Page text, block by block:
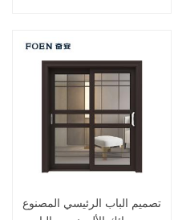
تصميم الباب الرئيسي المصنوع